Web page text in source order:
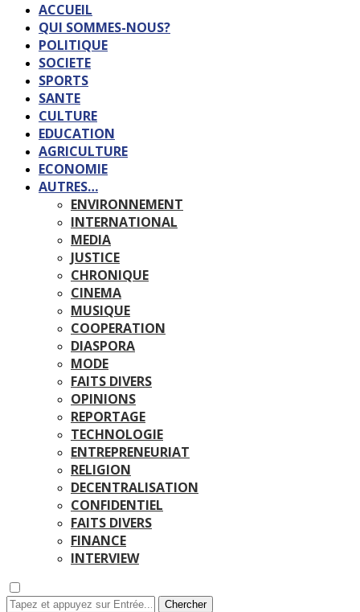
ACCUEIL
QUI SOMMES-NOUS?
POLITIQUE
SOCIETE
SPORTS
SANTE
CULTURE
EDUCATION
AGRICULTURE
ECONOMIE
AUTRES…
ENVIRONNEMENT
INTERNATIONAL
MEDIA
JUSTICE
CHRONIQUE
CINEMA
MUSIQUE
COOPERATION
DIASPORA
MODE
FAITS DIVERS
OPINIONS
REPORTAGE
TECHNOLOGIE
ENTREPRENEURIAT
RELIGION
DECENTRALISATION
CONFIDENTIEL
FAITS DIVERS
FINANCE
INTERVIEW
Chercher